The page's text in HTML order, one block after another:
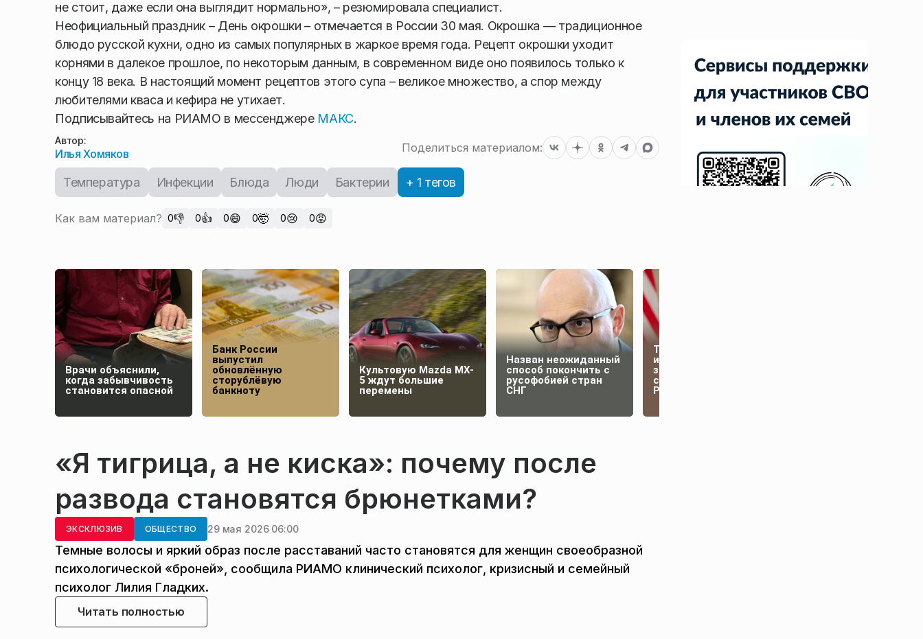
не стоит, даже если она выглядит нормально», – резюмировала специалист.
Неофициальный праздник – День окрошки – отмечается в России 30 мая. Окрошка — традиционное
блюдо русской кухни, одно из самых популярных в жаркое время года. Рецепт окрошки уходит
корнями в далекое прошлое, по некоторым данным, в современном виде оно появилось только к
концу 18 века. В настоящий момент рецептов этого супа – великое множество, а спор между
любителями кваса и кефира не утихает.
Подписывайтесь на РИАМО в мессенджере МАКС.
Автор:
Илья Хомяков Поделиться материалом:
Температура Инфекции Блюда Люди Бактерии + 1 тегов
Как вам материал? 0👎 0👍 0😄 0🤯 0😢 0😡
Врачи объяснили,
когда забывчивость
становится опасной
Банк России
выпустил
обновлённую
сторублёвую
банкноту
Культовую Mazda MX-
5 ждут большие
перемены
Назван неожиданный
способ покончить с
русофобией стран
СНГ
Трамп планирует
изменить
законопроект о
санкциях против
России
«Я тигрица, а не киска»: почему после
развода становятся брюнетками?
ЭКСКЛЮЗИВ ОБЩЕСТВО 29 мая 2026 06:00
Темные волосы и яркий образ после расставаний часто становятся для женщин своеобразной
психологической «броней», сообщила РИАМО клинический психолог, кризисный и семейный
психолог Лилия Гладких.
Читать полностью